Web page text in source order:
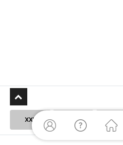
XL
XXL